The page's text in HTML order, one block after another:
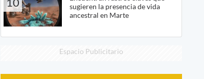
sugieren la presencia de vida
ancestral en Marte
Espacio Publicitario